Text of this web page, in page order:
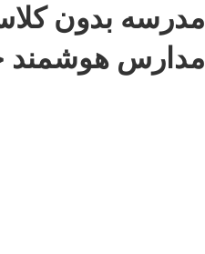
مدرسه بدون
مدارس هوشمند